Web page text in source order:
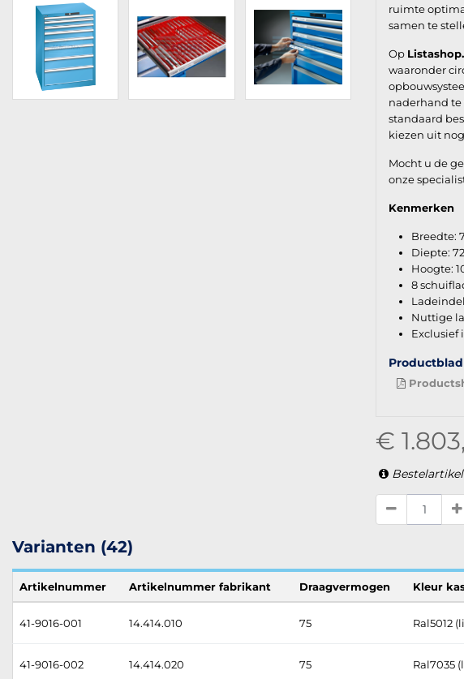
ruimte
samen te
Op
waaronder
naderhand te
standaard
kiezen uit
Mocht u de
onze
Kenmerken
Breedte:
Diepte:
Hoogte:
8
Nuttige
Exclusief
Productblad
€
Bestelartikel
Varianten (42)
Artikelnummer Artikelnummer fabrikant Draagvermogen Kleur
41-9016-001 14.414.010 75 Ral5012
41-9016-002 14.414.020 75 Ral7035